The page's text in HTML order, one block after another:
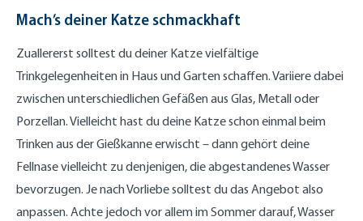
Mach’s deiner Katze schmackhaft
Zuallererst solltest du deiner Katze vielfältige
Trinkgelegenheiten in Haus und Garten schaffen. Variiere dabei
zwischen unterschiedlichen Gefäßen aus Glas, Metall oder
Porzellan. Vielleicht hast du deine Katze schon einmal beim
Trinken aus der Gießkanne erwischt – dann gehört deine
Fellnase vielleicht zu denjenigen, die abgestandenes Wasser
bevorzugen. Je nach Vorliebe solltest du das Angebot also
anpassen. Achte jedoch vor allem im Sommer darauf, Wasser